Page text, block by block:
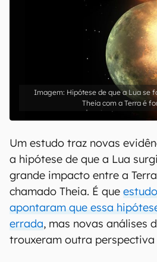
Hipótese de que a Lua se
Theia com a Terra é
Um estudo traz novas
a hipótese de que a Lua
grande impacto entre a
chamado Theia. É que
apontaram que essa
errada, mas novas análises
trouxeram outra perspectiva